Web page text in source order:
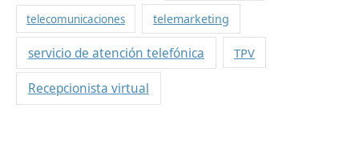
telecomunicaciones telemarketing
servicio de atención telefónica TPV
Recepcionista virtual